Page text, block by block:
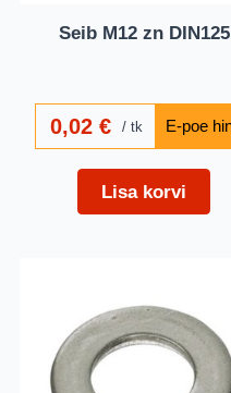
Seib M12 zn DIN125
0,02€ tk
Lisa korvi